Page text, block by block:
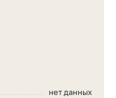
нет данных